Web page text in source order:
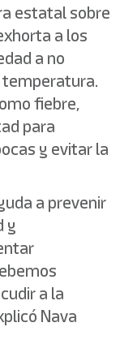
estatal sobre
a los
a no
temperatura.
fiebre,
para
y evitar la
a prevenir
y
a la
Nava